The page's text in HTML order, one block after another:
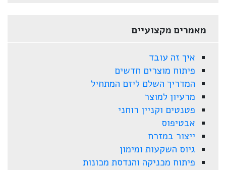
מאמרים מקצועיים
איך זה עובד
פיתוח מוצרים חדשים
המדריך השלם ליזם המתחיל
מרעיון למוצר
פטנטים וקניין רוחני
אבטיפוס
ייצור במזרח
גיוס השקעות ומימון
פיתוח מכניקה והנדסת מכונות